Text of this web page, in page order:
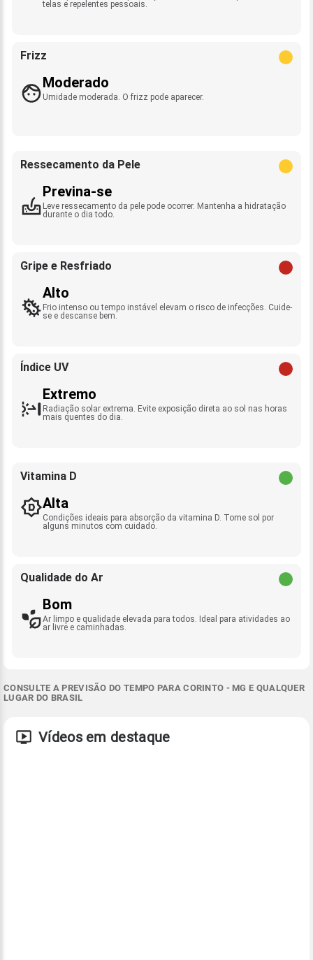
telas e repelentes pessoais.
Frizz
Moderado
Umidade moderada. O frizz pode aparecer.
Ressecamento da Pele
Previna-se
Leve ressecamento da pele pode ocorrer. Mantenha a hidratação
durante o dia todo.
Gripe e Resfriado
Alto
Frio intenso ou tempo instável elevam o risco de infecções. Cuide-
se e descanse bem.
Índice UV
Extremo
Radiação solar extrema. Evite exposição direta ao sol nas horas
mais quentes do dia.
Vitamina D
Alta
Condições ideais para absorção da vitamina D. Tome sol por
alguns minutos com cuidado.
Qualidade do Ar
Bom
Ar limpo e qualidade elevada para todos. Ideal para atividades ao
ar livre e caminhadas.
CONSULTE A PREVISÃO DO TEMPO PARA CORINTO - MG E QUALQUER
LUGAR DO BRASIL
Vídeos em destaque